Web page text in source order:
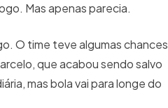
Mas apenas parecia.
O time teve algumas chances
que acabou sendo salvo
mas bola vai para longe do